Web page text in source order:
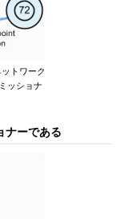
トワーク
ッショナ
ナーである